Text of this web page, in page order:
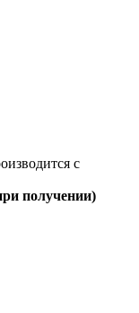
с
получении)